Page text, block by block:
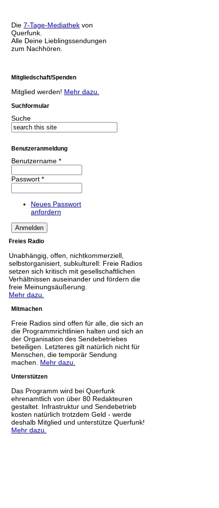
Die 7-Tage-Mediathek von
Querfunk.
Alle Deine Lieblingssendungen
zum Nachhören.
Mitgliedschaft/Spenden
Mitglied werden! Mehr dazu.
Suchformular
Suche
Benutzeranmeldung
Benutzername *
Passwort *
Neues Passwort
anfordern
Freies Radio
Unabhängig, offen, nichtkommerziell,
selbstorganisiert, subkulturell: Freie Radios
setzen sich kritisch mit gesellschaftlichen
Verhältnissen auseinander und fördern die
freie Meinungsäußerung.
Mehr dazu.
Mitmachen
Freie Radios sind offen für alle, die sich an
die Programmrichtlinien halten und sich an
der Organisation des Sendebetriebes
beteiligen. Letzteres gilt natürlich nicht für
Menschen, die temporär Sendung
machen. Mehr dazu.
Unterstützen
Das Programm wird bei Querfunk
ehrenamtlich von über 80 Redakteuren
gestaltet. Infrastruktur und Sendebetrieb
kosten natürlich trotzdem Geld - werde
deshalb Mitglied und unterstütze Querfunk!
Mehr dazu.